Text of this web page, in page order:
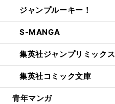
ジャンプルーキー！
S-MANGA
集英社ジャンプリミックス
集英社コミック文庫
青年マンガ